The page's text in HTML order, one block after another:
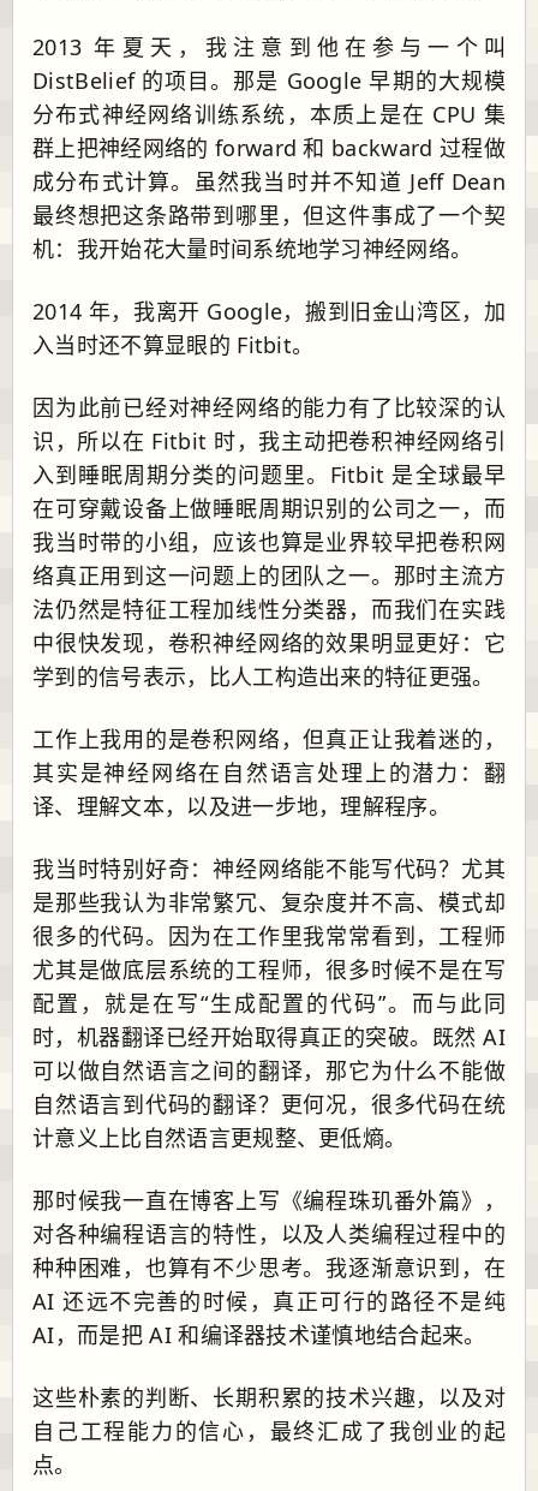
2013 年夏天，我注意到他在参与一个叫
DistBelief 的项目。那是 Google 早期的大规模
分布式神经网络训练系统，本质上是在 CPU 集
群上把神经网络的 forward 和 backward 过程做
成分布式计算。虽然我当时并不知道 Jeff Dean
最终想把这条路带到哪里，但这件事成了一个契
机：我开始花大量时间系统地学习神经网络。
2014 年，我离开 Google，搬到旧金山湾区，加
入当时还不算显眼的 Fitbit。
因为此前已经对神经网络的能力有了比较深的认
识，所以在 Fitbit 时，我主动把卷积神经网络引
入到睡眠周期分类的问题里。Fitbit 是全球最早
在可穿戴设备上做睡眠周期识别的公司之一，而
我当时带的小组，应该也算是业界较早把卷积网
络真正用到这一问题上的团队之一。那时主流方
法仍然是特征工程加线性分类器，而我们在实践
中很快发现，卷积神经网络的效果明显更好：它
学到的信号表示，比人工构造出来的特征更强。
工作上我用的是卷积网络，但真正让我着迷的，
其实是神经网络在自然语言处理上的潜力：翻
译、理解文本，以及进一步地，理解程序。
我当时特别好奇：神经网络能不能写代码？尤其
是那些我认为非常繁冗、复杂度并不高、模式却
很多的代码。因为在工作里我常常看到，工程师
尤其是做底层系统的工程师，很多时候不是在写
配置，就是在写“生成配置的代码”。而与此同
时，机器翻译已经开始取得真正的突破。既然 AI
可以做自然语言之间的翻译，那它为什么不能做
自然语言到代码的翻译？更何况，很多代码在统
计意义上比自然语言更规整、更低熵。
那时候我一直在博客上写《编程珠玑番外篇》，
对各种编程语言的特性，以及人类编程过程中的
种种困难，也算有不少思考。我逐渐意识到，在
AI 还远不完善的时候，真正可行的路径不是纯
AI，而是把 AI 和编译器技术谨慎地结合起来。
这些朴素的判断、长期积累的技术兴趣，以及对
自己工程能力的信心，最终汇成了我创业的起
点。